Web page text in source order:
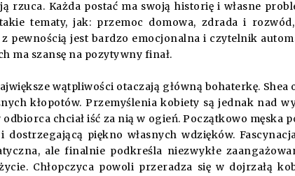
rzuca. Każda postać ma swoją historię i własne
tematy, jak: przemoc domowa, zdrada i
pewnością jest bardzo emocjonalna i czytelnik
ma szansę na pozytywny finał.
wątpliwości otaczają główną bohaterkę.
kłopotów. Przemyślenia kobiety są jednak nad
chciał iść za nią w ogień. Początkowo męska
dostrzegającą piękno własnych wdzięków.
ale finalnie podkreśla niezwykłe
Chłopczyca powoli przeradza się w dojrzałą